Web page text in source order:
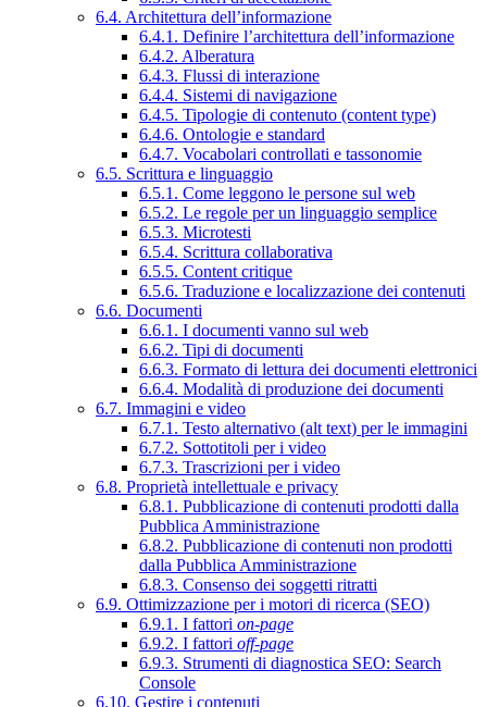
6.4. Architettura dell’informazione
6.4.1. Definire l’architettura dell’informazione
6.4.2. Alberatura
6.4.3. Flussi di interazione
6.4.4. Sistemi di navigazione
6.4.5. Tipologie di contenuto (content type)
6.4.6. Ontologie e standard
6.4.7. Vocabolari controllati e tassonomie
6.5. Scrittura e linguaggio
6.5.1. Come leggono le persone sul web
6.5.2. Le regole per un linguaggio semplice
6.5.3. Microtesti
6.5.4. Scrittura collaborativa
6.5.5. Content critique
6.5.6. Traduzione e localizzazione dei contenuti
6.6. Documenti
6.6.1. I documenti vanno sul web
6.6.2. Tipi di documenti
6.6.3. Formato di lettura dei documenti elettronici
6.6.4. Modalità di produzione dei documenti
6.7. Immagini e video
6.7.1. Testo alternativo (alt text) per le immagini
6.7.2. Sottotitoli per i video
6.7.3. Trascrizioni per i video
6.8. Proprietà intellettuale e privacy
6.8.1. Pubblicazione di contenuti prodotti dalla
Pubblica Amministrazione
6.8.2. Pubblicazione di contenuti non prodotti
dalla Pubblica Amministrazione
6.8.3. Consenso dei soggetti ritratti
6.9. Ottimizzazione per i motori di ricerca (SEO)
6.9.1. I fattori on-page
6.9.2. I fattori off-page
6.9.3. Strumenti di diagnostica SEO: Search
Console
6.10. Gestire i contenuti